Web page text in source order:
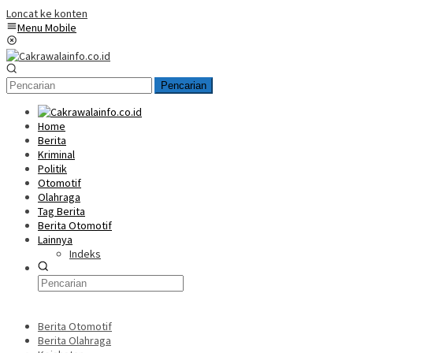
Loncat ke konten
Menu Mobile
Pencarian
Home
Berita
Kriminal
Politik
Otomotif
Olahraga
Tag Berita
Berita Otomotif
Lainnya
Indeks
Berita Otomotif
Berita Olahraga